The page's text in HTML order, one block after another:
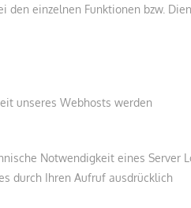
den einzelnen Funktionen bzw.
unseres Webhosts werden
Notwendigkeit eines Server
durch Ihren Aufruf ausdrücklich